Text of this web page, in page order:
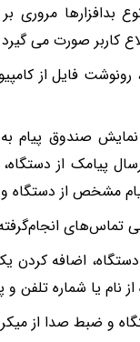
مروری
کاربر صورت می گیرد
رونوشت فایل از
نمایش صندوق
پیامک از
مشخص از دستگاه و
تماس‌های
اضافه کردن
یا شماره تلفن
و ضبط صدا از